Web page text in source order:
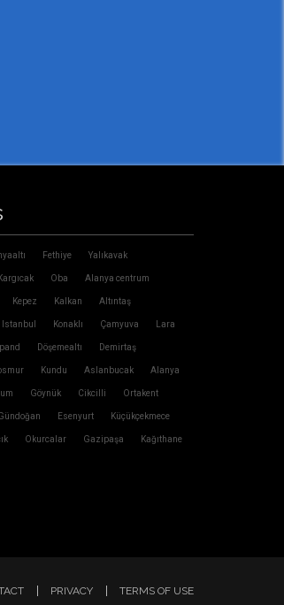
Fethiye Yalıkavak
Kargıcak Oba Alanya centrum
Kepez Kalkan Altıntaş
Istanbul Konaklı Çamyuva Lara
Döşemealtı Demirtaş
Kundu Aslanbucak Alanya
Göynük Cikcilli Ortakent
Esenyurt Küçükçekmece
Okurcalar Gazipaşa Kağıthane
PRIVACY TERMS OF USE